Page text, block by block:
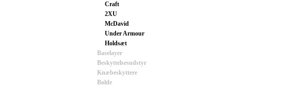
Craft
2XU
McDavid
Under Armour
Holdsæt
Baselayer
Beskyttelsesudstyr
Knæbeskyttere
Bolde